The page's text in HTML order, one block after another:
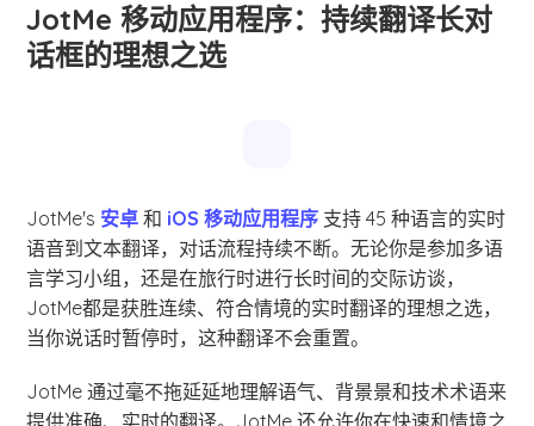
JotMe 移动应用程序：持续翻译长对
话框的理想之选
JotMe's 安卓 和 iOS 移动应用程序 支持 45 种语言的实时
语音到文本翻译，对话流程持续不断。无论你是参加多语
言学习小组，还是在旅行时进行长时间的交际访谈，
JotMe都是获胜连续、符合情境的实时翻译的理想之选，
当你说话时暂停时，这种翻译不会重置。
JotMe 通过毫不拖延延地理解语气、背景景和技术术语来